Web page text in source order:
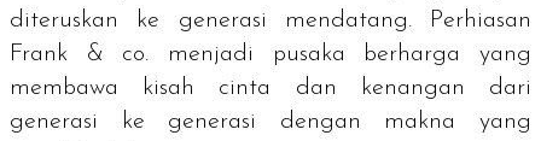
diteruskan ke generasi mendatang. Perhiasan
Frank & co. menjadi pusaka berharga yang
membawa kisah cinta dan kenangan dari
generasi ke generasi dengan makna yang